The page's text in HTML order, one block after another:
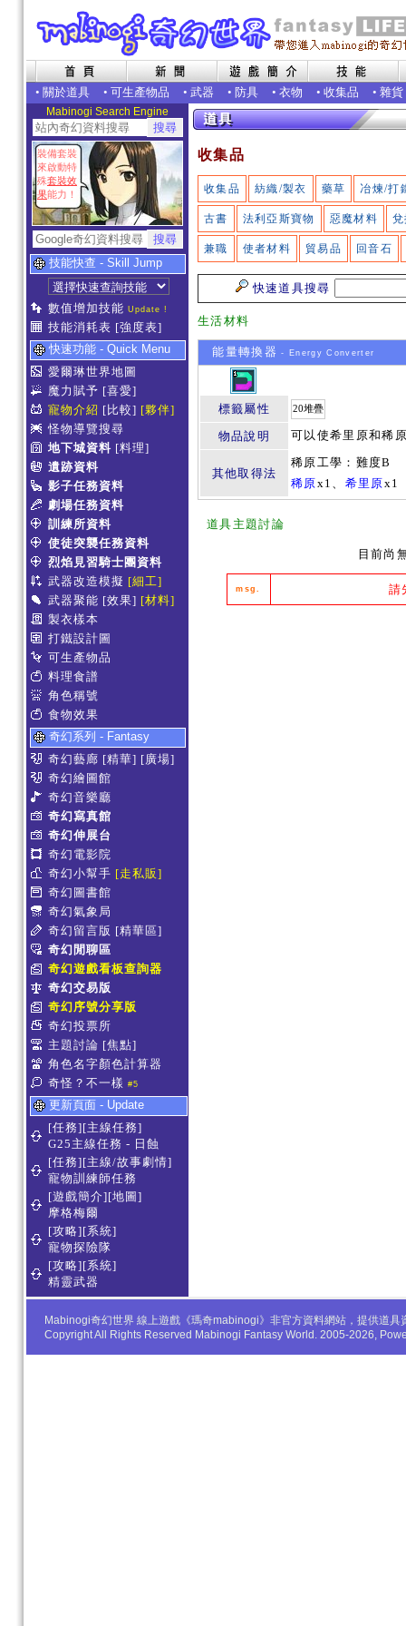
• 關於道具 • 可生產物品 • 武器 • 防具 • 衣物 • 收集品 • 雜貨
Mabinogi Search Engine
裝備套裝
來啟動特
殊套裝效
果能力！
技能快查 - Skill Jump
數值增加技能 Update !
技能消耗表 [強度表]
快速功能 - Quick Menu
愛爾琳世界地圖
魔力賦予 [喜愛]
寵物介紹 [比較] [夥伴]
怪物導覽搜尋
地下城資料 [料理]
遺跡資料
影子任務資料
劇場任務資料
訓練所資料
使徒突襲任務資料
烈焰見習騎士團資料
武器改造模擬 [細工]
武器聚能 [效果] [材料]
製衣樣本
打鐵設計圖
可生產物品
料理食譜
角色稱號
食物效果
奇幻系列 - Fantasy
奇幻藝廊 [精華] [廣場]
奇幻繪圖館
奇幻音樂廳
奇幻寫真館
奇幻伸展台
奇幻電影院
奇幻小幫手 [走私販]
奇幻圖書館
奇幻氣象局
奇幻留言版 [精華區]
奇幻閒聊區
奇幻遊戲看板查詢器
奇幻交易版
奇幻序號分享版
奇幻投票所
主題討論 [焦點]
角色名字顏色計算器
奇怪？不一樣 #5
更新頁面 - Update
[任務][主線任務]
G25主線任務 - 日蝕
[任務][主線/故事劇情]
寵物訓練師任務
[遊戲簡介][地圖]
摩格梅爾
[攻略][系統]
寵物探險隊
[攻略][系統]
精靈武器
收集品
收集品 紡織/製衣 藥草 冶煉/打
古書 法利亞斯寶物 惡魔材料
兼職 使者材料 貿易品 回音石
快速道具搜尋
生活材料
能量轉換器 - Energy Converter
標籤屬性 20堆疊
物品說明 可以使希里原和稀
其他取得法
稀原工學：難度B
稀原x1、 希里原x1
道具主題討論
目前尚
msg. 請
Mabinogi奇幻世界 線上遊戲《瑪奇mabinogi》非官方資料網站，提供道
Copyright All Rights Reserved Mabinogi Fantasy World. 2005-2026,